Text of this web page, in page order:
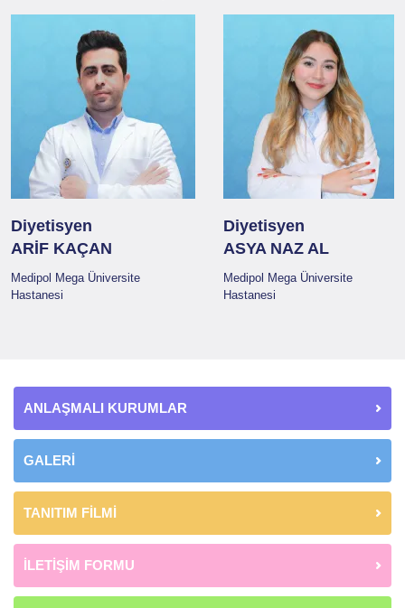
Diyetisyen
ARİF KAÇAN
Medipol Mega Üniversite
Hastanesi
Diyetisyen
ASYA NAZ AL
Medipol Mega Üniversite
Hastanesi
ANLAŞMALI KURUMLAR
GALERİ
TANITIM FİLMİ
İLETİŞİM FORMU